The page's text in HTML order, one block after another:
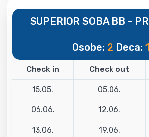
SUPERIOR SOBA BB -
Osobe: 2 Deca: 1
Check in Check out
15.05. 05.06.
06.06. 12.06.
13.06. 19.06.